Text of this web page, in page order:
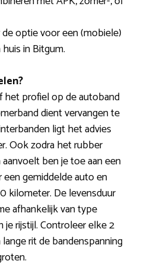
optie voor een (mobiele)
in Bitgum.
het profiel op de autoband
dient vervangen te
ligt het advies
Ook zodra het rubber
ben je toe aan een
gemiddelde auto en
kilometer. De levensduur
afhankelijk van type
je rijstijl. Controleer elke 2
rit de bandenspanning